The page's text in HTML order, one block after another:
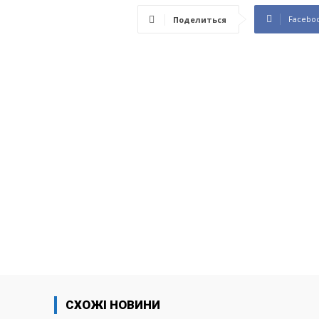
Поделиться
СХОЖІ НОВИНИ